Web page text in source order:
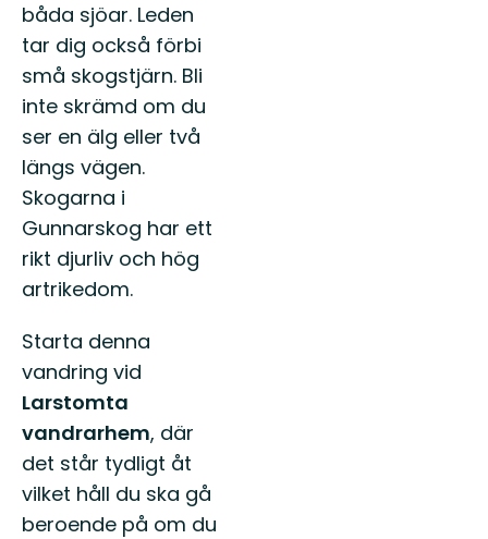
båda sjöar. Leden
tar dig också förbi
små skogstjärn. Bli
inte skrämd om du
ser en älg eller två
längs vägen.
Skogarna i
Gunnarskog har ett
rikt djurliv och hög
artrikedom.
Starta denna
vandring vid
Larstomta
vandrarhem, där
det står tydligt åt
vilket håll du ska gå
beroende på om du